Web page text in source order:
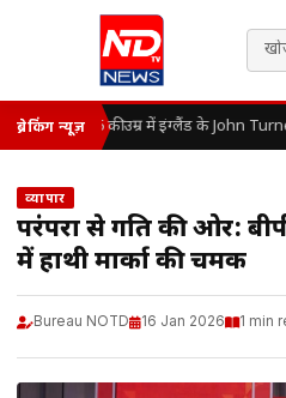
ब्रेकिंग न्यूज़25 की उम्र में इंग्लैंड के John
व्यापार
परंपरा से प्रगति की ओर:
में हाथी मार्का की चमक
Bureau NOTD 16 Jan 2026 1 min